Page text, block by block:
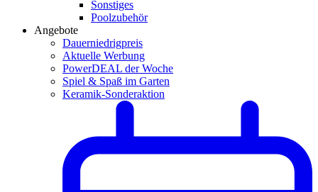
Sonstiges
Poolzubehör
Angebote
Dauerniedrigpreis
Aktuelle Werbung
PowerDEAL der Woche
Spiel & Spaß im Garten
Keramik-Sonderaktion